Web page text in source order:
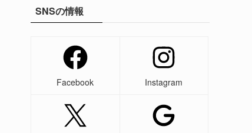
SNSの情報
Facebook Instagram